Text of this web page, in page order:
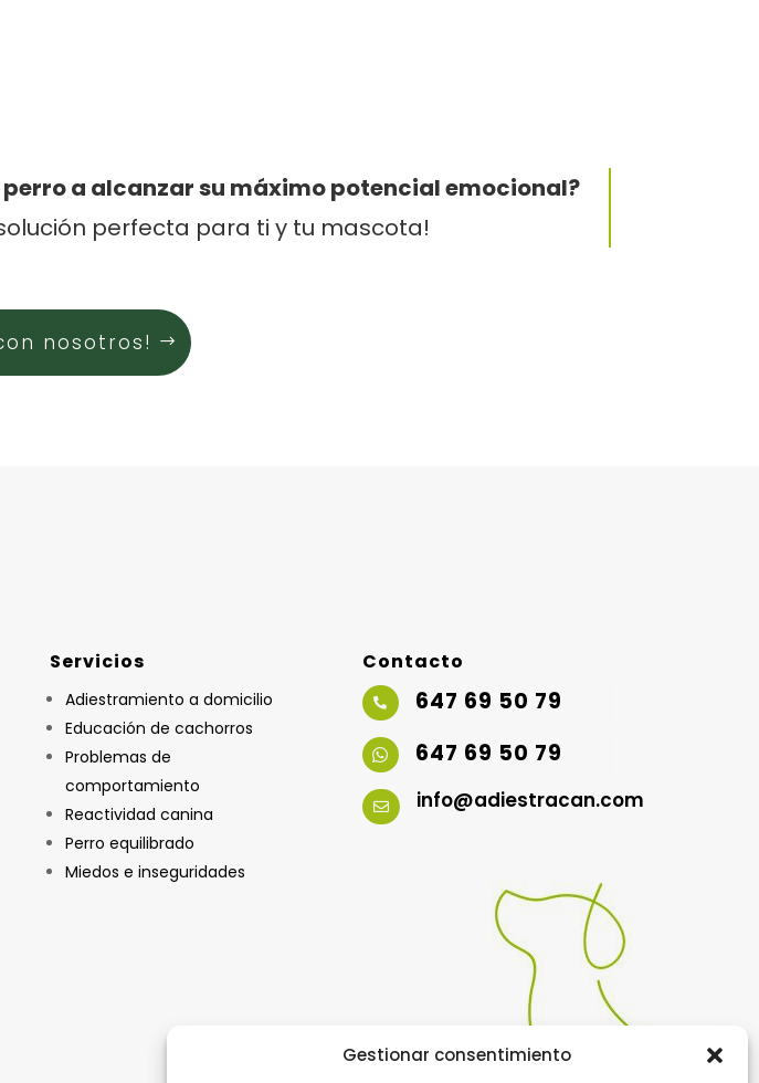
Gestionar consentimiento
a alcanzar su máximo potencial emocional?
perfecta para ti y tu mascota!
nosotros!
Servicios
Adiestramiento a domicilio
Educación de cachorros
Problemas de
comportamiento
Reactividad canina
Perro equilibrado
Miedos e inseguridades
Contacto
 647 69 50 79
 647 69 50 79
 info@adiestracan.com